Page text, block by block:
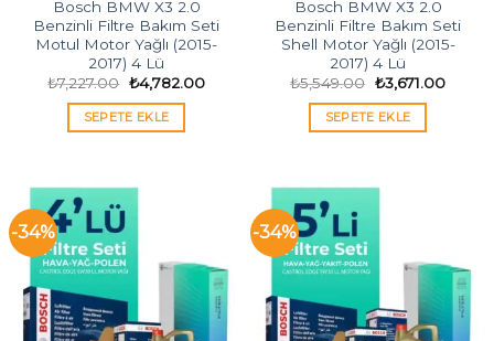
Bosch BMW X3 2.0
Benzinli Filtre Bakım Seti
Motul Motor Yağlı (2015-
2017) 4 Lü
₺7,227.00 Orijinal
fiyat:
₺7,227.00.
₺4,782.00Şu
SEPETE EKLE
Bosch BMW X3 2.0
Benzinli Filtre Bakım Seti
Shell Motor Yağlı (2015-
2017) 4 Lü
₺5,549.00 Orijinal
fiyat:
₺5,549.00.
₺3,671.00Şu
SEPETE EKLE
-34% -34%